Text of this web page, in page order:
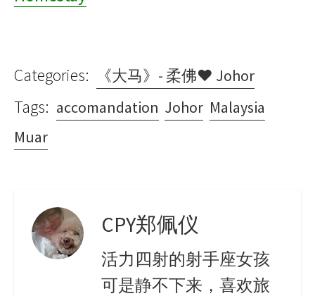
Categories: 《大马》- 柔佛♥ Johor
Tags: accomandation Johor Malaysia
Muar
CPY郑佩仪
活力四射的射手座女孩
可是静不下来，喜欢旅